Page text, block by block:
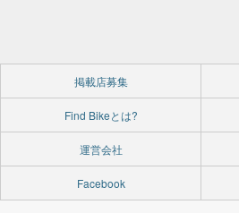
掲載店募集
Find Bikeとは?
運営会社
Facebook